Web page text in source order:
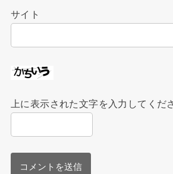
サイト
上に表示された文字を入力してくだ